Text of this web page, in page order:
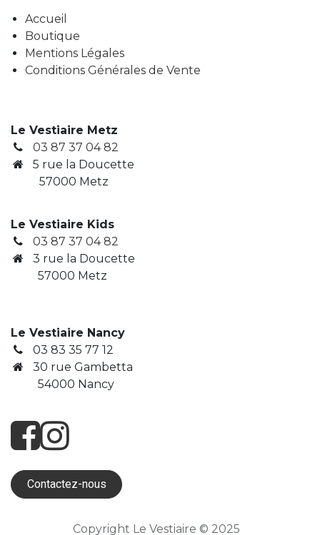
Accueil
Boutique
Mentions Légales
Conditions Générales de Vente
Le Vestiaire Metz
03 87 37 04 82
5 rue la Doucette
57000 Metz
Le Vestiaire Kids
03 87 37 04 82
3 rue la Doucette
​ 57000 Metz
Le Vestiaire Nancy
03 83 35 77 12
30 rue Gambetta
​ 54000 Nancy
Contactez-nous
Copyright Le Vestiaire © 2025